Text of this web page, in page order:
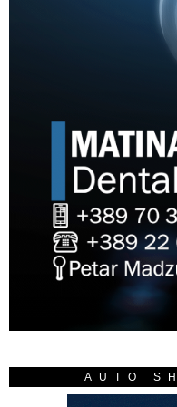
AUTO